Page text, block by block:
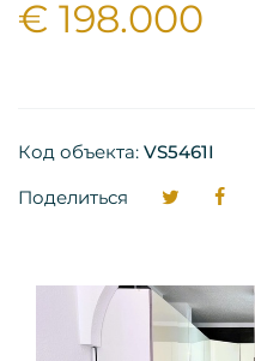
€ 198.000
Код объекта: VS5461I
Поделиться